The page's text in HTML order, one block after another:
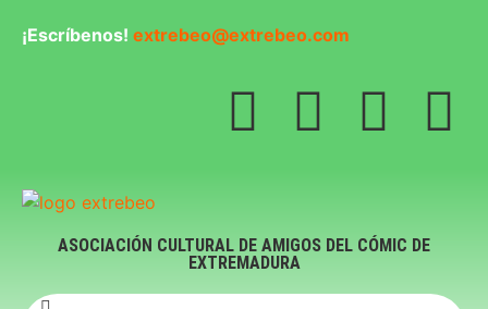
¡Escríbenos! extrebeo@extrebeo.com
ASOCIACIÓN CULTURAL DE AMIGOS DEL CÓMIC DE
EXTREMADURA